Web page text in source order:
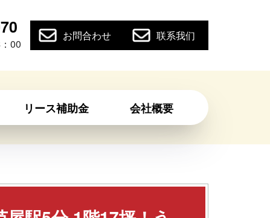
00
お問合わせ 联系我们
リース補助金 会社概要